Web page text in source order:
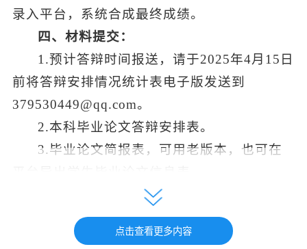
录入平台，系统合成最终成绩。
四、材料提交：
1.预计答辩时间报送，请于2025年4月15日
前将答辩安排情况统计表电子版发送到
379530449@qq.com。
2.本科毕业论文答辩安排表。
3.毕业论文简报表，可用老版本，也可在
4.答辩现场照片，不少于6张。
5.优秀毕业论文（即90分以上毕业论文）
需提交学院留存，装袋材料顺序为：封面、任
点击查看更多内容